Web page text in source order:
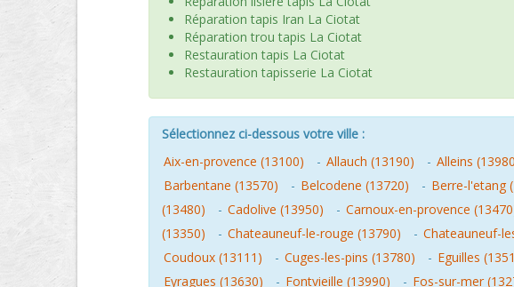
Réparation tapis Iran La Ciotat
Réparation trou tapis La Ciotat
Restauration tapis La Ciotat
Restauration tapisserie La Ciotat
Sélectionnez ci-dessous votre ville :
Aix-en-provence (13100)
- Allauch (13190) - Alleins
Barbentane (13570)
- Belcodene (13720) - Berre-l'etang
(13480)
- Cadolive (13950) - Carnoux-en-provence
(13350)
- Chateauneuf-le-rouge (13790) - Chateauneuf-
Coudoux (13111)
- Cuges-les-pins (13780) - Eguilles
Eyragues (13630)
- Fontvieille (13990) - Fos-sur-mer